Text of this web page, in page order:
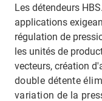
Les détendeurs
applications
régulation de
les unités de
vecteurs, création
double détente
variation de la